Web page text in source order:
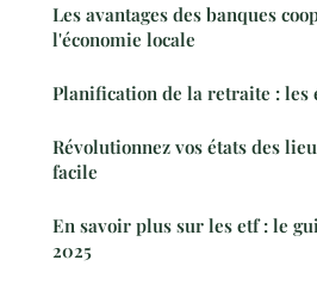
Les avantages des banques
l'économie locale
Planification de la retraite : les
Révolutionnez vos états des
facile
En savoir plus sur les etf : le
2025